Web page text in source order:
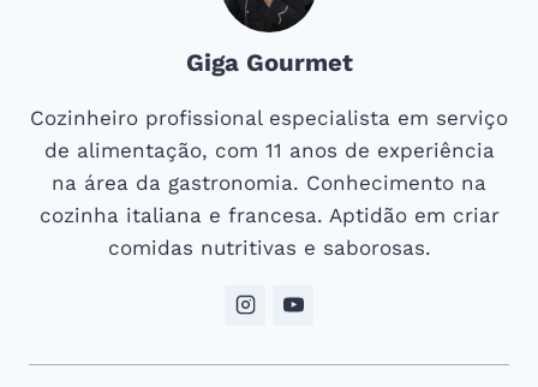
Giga Gourmet
Cozinheiro profissional especialista em serviço
de alimentação, com 11 anos de experiência
na área da gastronomia. Conhecimento na
cozinha italiana e francesa. Aptidão em criar
comidas nutritivas e saborosas.